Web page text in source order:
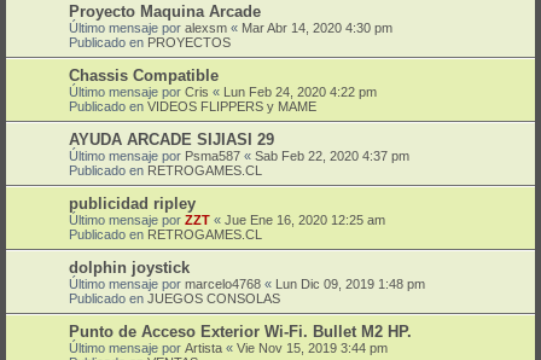
Proyecto Maquina Arcade
Último mensaje por alexsm « Mar Abr 14, 2020 4:30 pm
Publicado en PROYECTOS
Chassis Compatible
Último mensaje por Cris « Lun Feb 24, 2020 4:22 pm
Publicado en VIDEOS FLIPPERS y MAME
AYUDA ARCADE SIJIASI 29
Último mensaje por Psma587 « Sab Feb 22, 2020 4:37 pm
Publicado en RETROGAMES.CL
publicidad ripley
Último mensaje por ZZT « Jue Ene 16, 2020 12:25 am
Publicado en RETROGAMES.CL
dolphin joystick
Último mensaje por marcelo4768 « Lun Dic 09, 2019 1:48 pm
Publicado en JUEGOS CONSOLAS
Punto de Acceso Exterior Wi-Fi. Bullet M2 HP.
Último mensaje por Artista « Vie Nov 15, 2019 3:44 pm